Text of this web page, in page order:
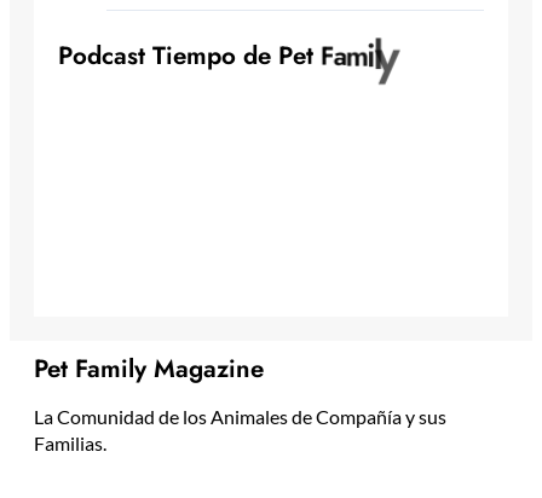
Podcast Tiempo de Pet Family
Pet Family Magazine
La Comunidad de los Animales de Compañía y sus
Familias.